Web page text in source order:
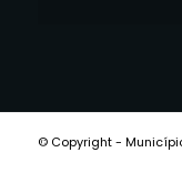
© Copyright -